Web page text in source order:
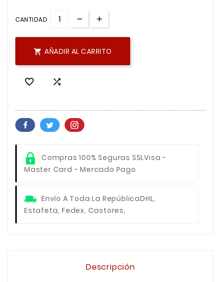
CANTIDAD
 AÑADIR AL CARRITO
 
Compras 100% Seguras SSLVisa -
Master Card - Mercado Pago
Envío A Toda La RepúblicaDHL,
Estafeta, Fedex, Castores,
Descripción